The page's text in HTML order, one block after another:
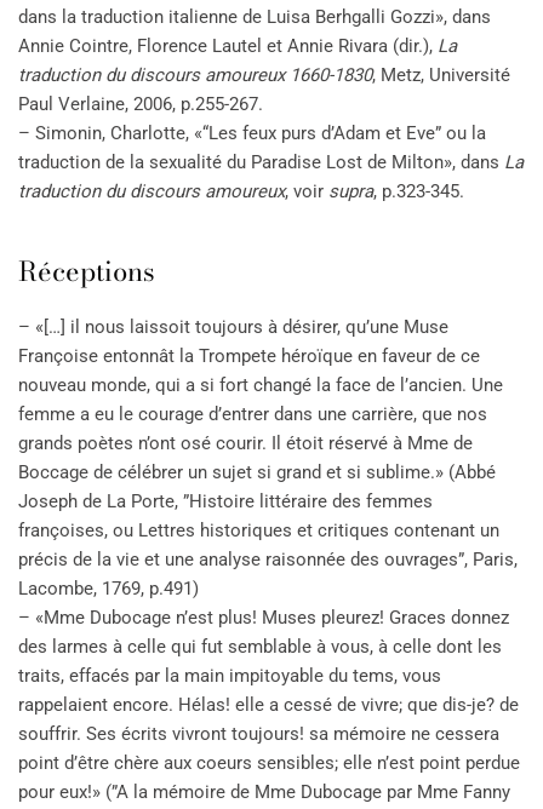
dans la traduction italienne de Luisa Berhgalli Gozzi», dans
Annie Cointre, Florence Lautel et Annie Rivara (dir.), La
traduction du discours amoureux 1660-1830, Metz, Université
Paul Verlaine, 2006, p.255-267.
– Simonin, Charlotte, «“Les feux purs d’Adam et Eve” ou la
traduction de la sexualité du Paradise Lost de Milton», dans La
traduction du discours amoureux, voir supra, p.323-345.
Réceptions
– «[…] il nous laissoit toujours à désirer, qu’une Muse
Françoise entonnât la Trompete héroïque en faveur de ce
nouveau monde, qui a si fort changé la face de l’ancien. Une
femme a eu le courage d’entrer dans une carrière, que nos
grands poètes n’ont osé courir. Il étoit réservé à Mme de
Boccage de célébrer un sujet si grand et si sublime.» (Abbé
Joseph de La Porte, ”Histoire littéraire des femmes
françoises, ou Lettres historiques et critiques contenant un
précis de la vie et une analyse raisonnée des ouvrages”, Paris,
Lacombe, 1769, p.491)
– «Mme Dubocage n’est plus! Muses pleurez! Graces donnez
des larmes à celle qui fut semblable à vous, à celle dont les
traits, effacés par la main impitoyable du tems, vous
rappelaient encore. Hélas! elle a cessé de vivre; que dis-je? de
souffrir. Ses écrits vivront toujours! sa mémoire ne cessera
point d’être chère aux coeurs sensibles; elle n’est point perdue
pour eux!» (”A la mémoire de Mme Dubocage par Mme Fanny